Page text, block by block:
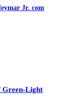
Jr. com
Green-Light